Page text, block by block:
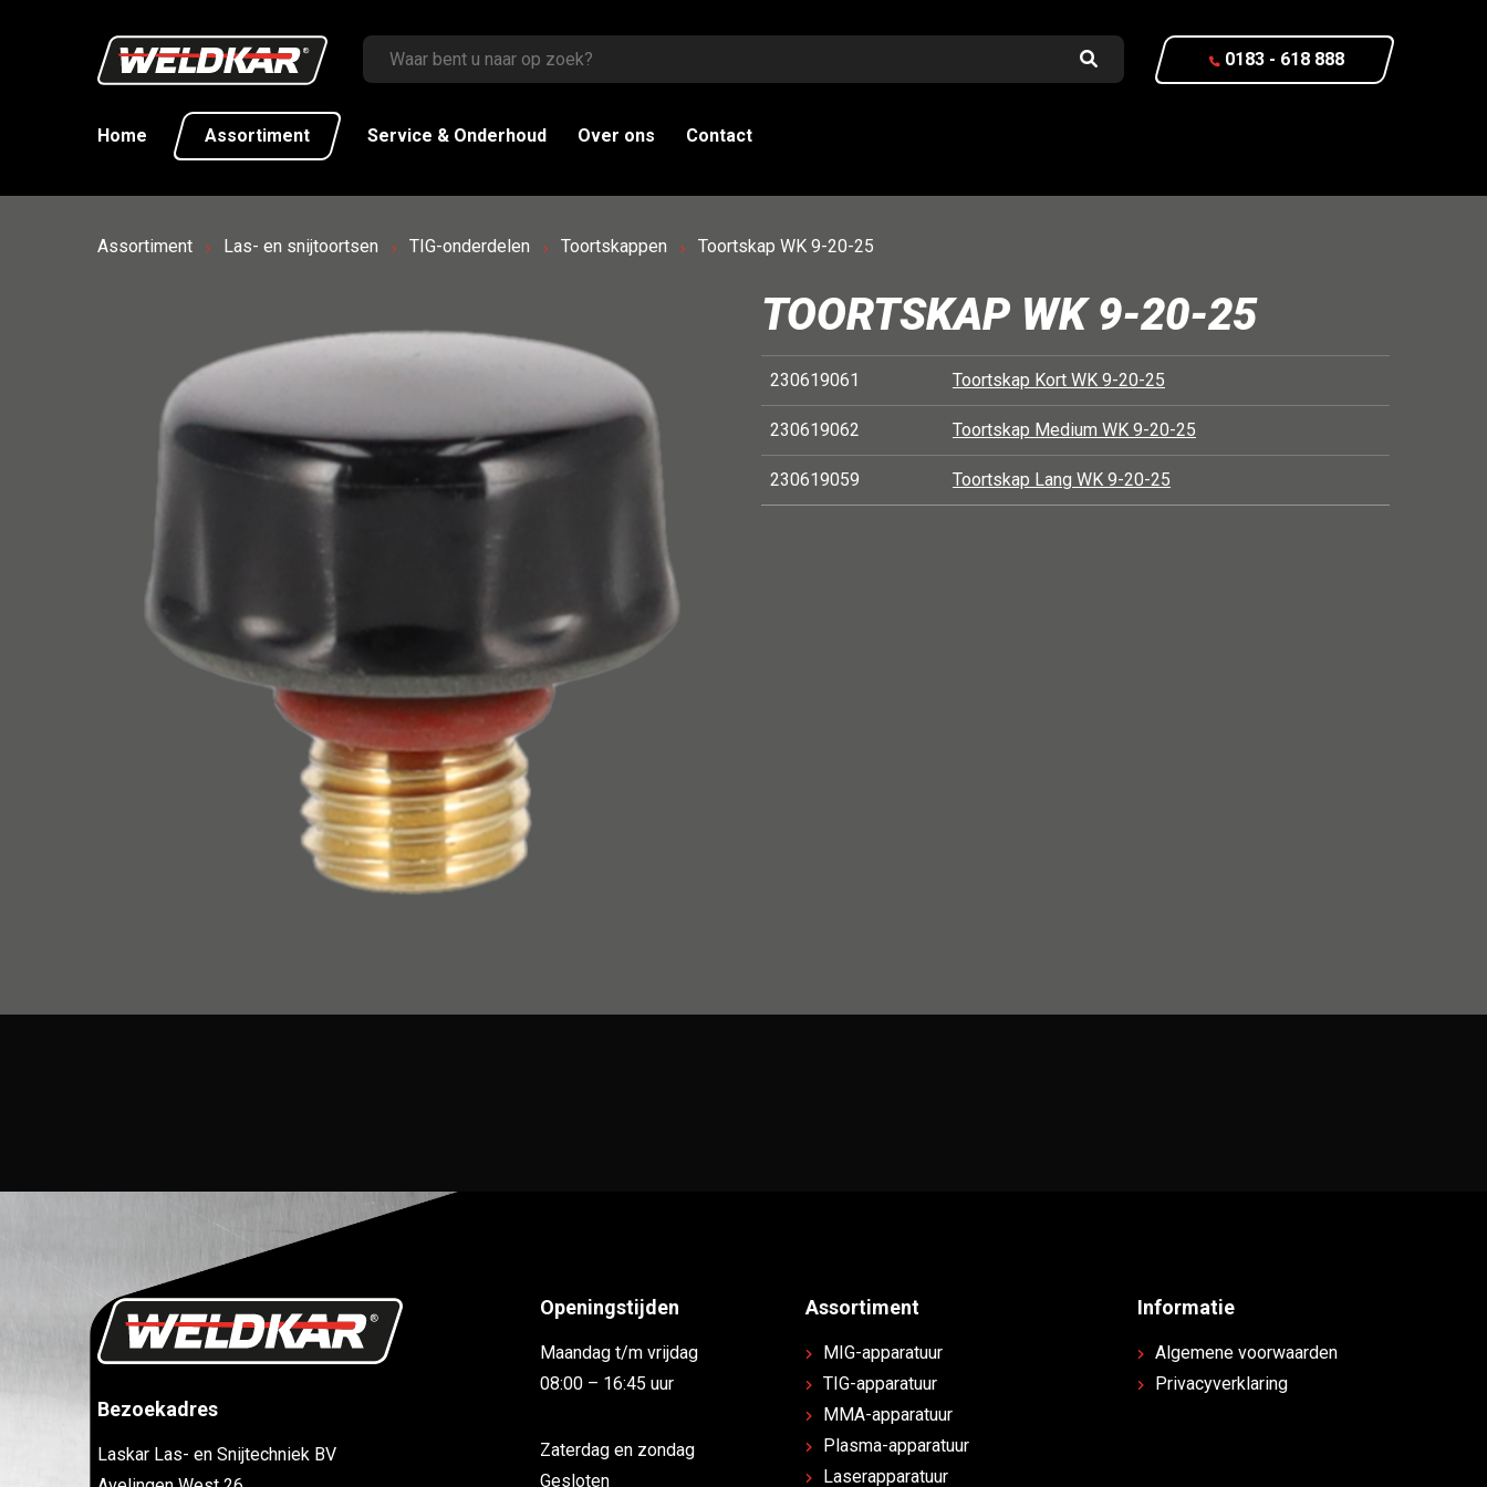
0183 - 618 888
Home Assortiment Service & Onderhoud Over ons Contact
Assortiment Las- en snijtoortsen TIG-onderdelen Toortskappen Toortskap WK 9-20-25
TOORTSKAP WK 9-20-25
230619061 Toortskap Kort WK 9-20-25
230619062 Toortskap Medium WK 9-20-25
230619059 Toortskap Lang WK 9-20-25
Bezoekadres
Laskar Las- en Snijtechniek BV
Openingstijden
Maandag t/m vrijdag
08:00 – 16:45 uur
Zaterdag en zondag
Gesloten
Assortiment
MIG-apparatuur
TIG-apparatuur
MMA-apparatuur
Plasma-apparatuur
Laserapparatuur
Informatie
Algemene voorwaarden
Privacyverklaring